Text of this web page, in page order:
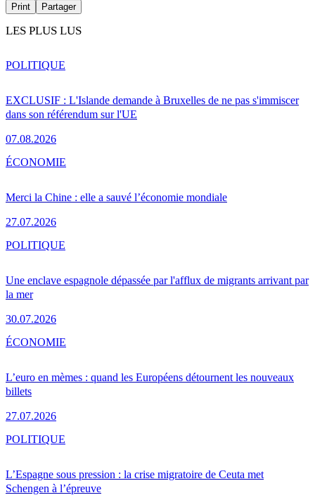
Print Partager
LES PLUS LUS
EXCLUSIF : L'Islande demande à Bruxelles de ne pas s'immiscer
dans son référendum sur l'UE
07.08.2026
POLITIQUE
Merci la Chine : elle a sauvé l’économie mondiale
27.07.2026
ÉCONOMIE
Une enclave espagnole dépassée par l'afflux de migrants arrivant par
la mer
30.07.2026
POLITIQUE
L’euro en mèmes : quand les Européens détournent les nouveaux
billets
27.07.2026
ÉCONOMIE
L’Espagne sous pression : la crise migratoire de Ceuta met
Schengen à l’épreuve
POLITIQUE